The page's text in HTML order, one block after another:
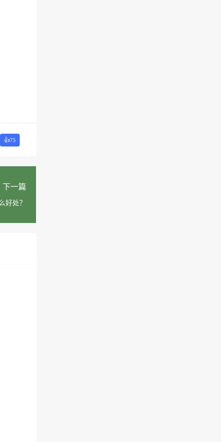
👍75
下一篇
好处？